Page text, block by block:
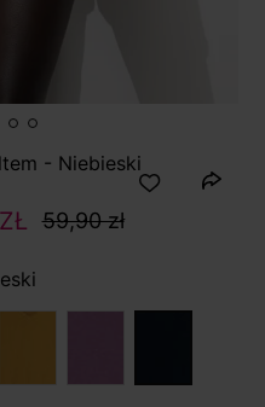
- Niebieski
59,90 zł